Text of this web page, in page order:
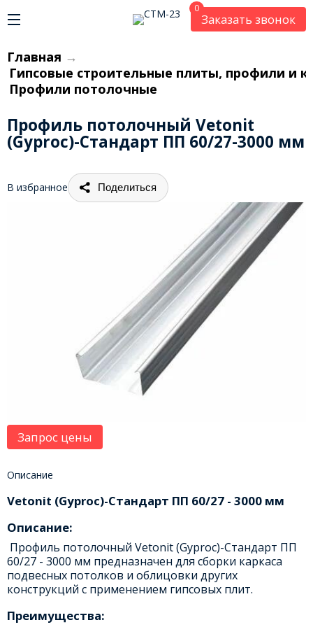
0
Заказать звонок
Главная →
Гипсовые строительные плиты, профили и
Профили потолочные
Профиль потолочный Vetonit
(Gyproc)-Стандарт ПП 60/27-3000 мм
В избранное Поделиться
Запрос цены
Описание
Vetonit (Gyproc)-Стандарт ПП 60/27 - 3000 мм
Описание:
Профиль потолочный Vetonit (Gyproc)-Стандарт ПП
60/27 - 3000 мм предназначен для сборки каркаса
подвесных потолков и облицовки других
конструкций с применением гипсовых плит.
Преимущества: